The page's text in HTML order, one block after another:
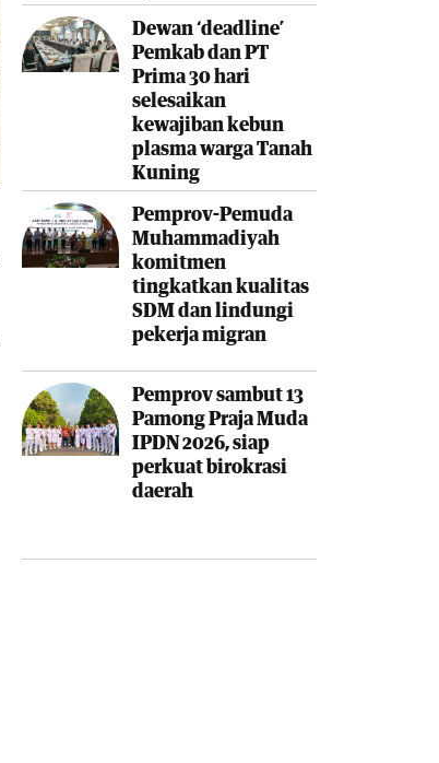
Dewan ‘deadline’
Pemkab dan PT
Prima 30 hari
selesaikan
kewajiban kebun
plasma warga Tanah
Kuning
Pemprov-Pemuda
Muhammadiyah
komitmen
tingkatkan kualitas
SDM dan lindungi
pekerja migran
Pemprov sambut 13
Pamong Praja Muda
IPDN 2026, siap
perkuat birokrasi
daerah